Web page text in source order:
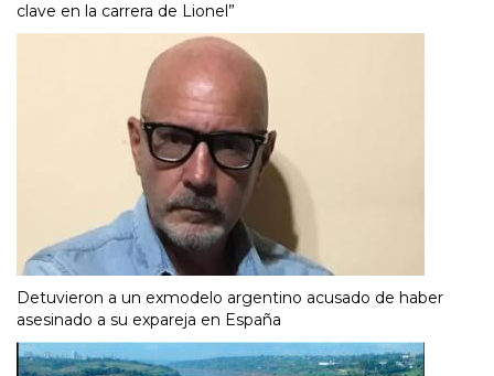
clave en la carrera de Lionel”
Detuvieron a un exmodelo argentino acusado de haber
asesinado a su expareja en España